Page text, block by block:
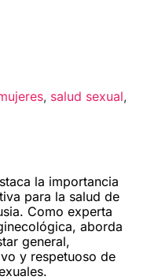
, salud sexual,
la importancia
para la salud de
Como experta
aborda
general,
y respetuoso de